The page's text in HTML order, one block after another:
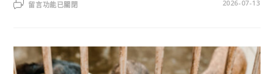
留言功能已關閉 2026-07-13